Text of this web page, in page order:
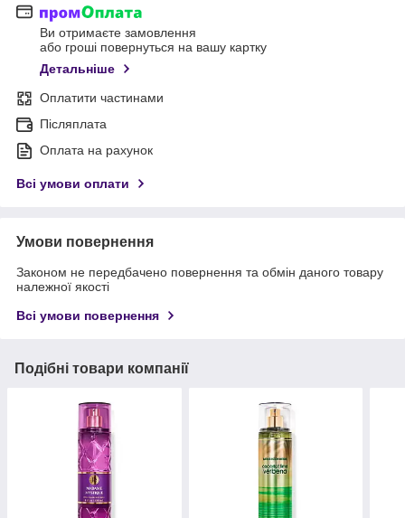
Ви отримаєте замовлення
або гроші повернуться на вашу картку
Детальніше
Оплатити частинами
Післяплата
Оплата на рахунок
Всі умови оплати
Умови повернення
Законом не передбачено повернення та обмін даного товару
належної якості
Всі умови повернення
Подібні товари компанії